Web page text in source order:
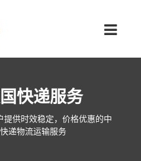
快递服务
提供时效稳定，价格优惠的中
递物流运输服务